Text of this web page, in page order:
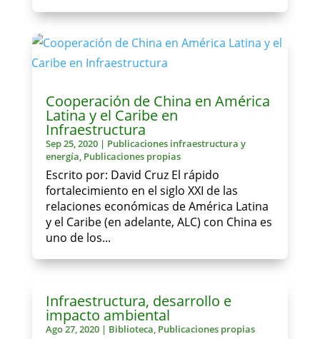
Cooperación de China en América
Latina y el Caribe en
Infraestructura
Sep 25, 2020| Publicaciones infraestructura y
energía, Publicaciones propias
Escrito por: David Cruz El rápido
fortalecimiento en el siglo XXI de las
relaciones económicas de América Latina
y el Caribe (en adelante, ALC) con China es
uno de los...
Infraestructura, desarrollo e
impacto ambiental
Ago 27, 2020| Biblioteca, Publicaciones propias